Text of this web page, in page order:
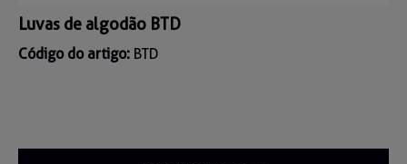
Luvas de algodão BTD
Código do artigo: BTD